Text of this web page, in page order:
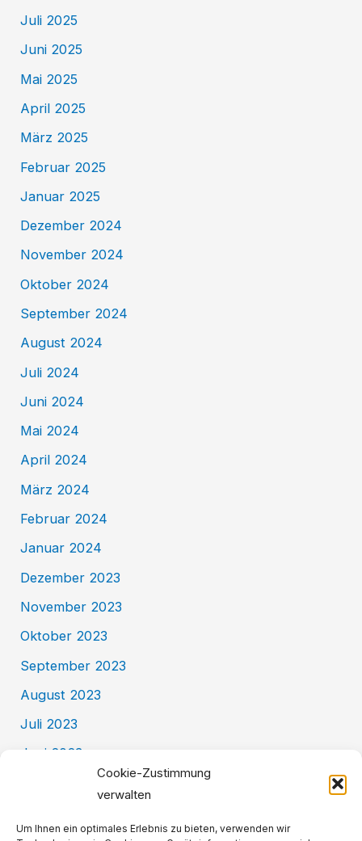
Cookie-Zustimmung
verwalten
Um Ihnen ein optimales Erlebnis zu bieten, verwenden wir
Juli 2025
Juni 2025
Mai 2025
April 2025
März 2025
Februar 2025
Januar 2025
Dezember 2024
November 2024
Oktober 2024
September 2024
August 2024
Juli 2024
Juni 2024
Mai 2024
April 2024
März 2024
Februar 2024
Januar 2024
Dezember 2023
November 2023
Oktober 2023
September 2023
August 2023
Juli 2023
Juni 2023
Kategorien